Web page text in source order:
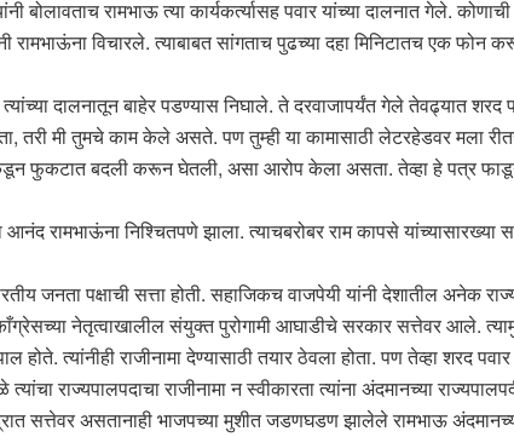
रामभाऊ त्या कार्यकर्त्यासह पवार यांच्या दालनात गेले.
विचारले. त्याबाबत सांगताच पुढच्या दहा मिनिटातच एक फोन
दालनातून बाहेर पडण्यास निघाले. ते दरवाजापर्यंत गेले तेवढ्यात
तरी मी तुमचे काम केले असते. पण तुम्ही या कामासाठी लेटरहेडवर मला
फुकटात बदली करून घेतली, असा आरोप केला असता. तेव्हा हे पत्र
रामभाऊंना निश्चितपणे झाला. त्याचबरोबर राम कापसे
जनता पक्षाची सत्ता होती. सहाजिकच वाजपेयी यांनी देशातील अनेक
नेतृत्वाखालील संयुक्त पुरोगामी आघाडीचे सरकार सत्तेवर आले.
होते. त्यांनीही राजीनामा देण्यासाठी तयार ठेवला होता. पण तेव्हा शरद
राज्यपालपदाचा राजीनामा न स्वीकारता त्यांना अंदमानच्या
सत्तेवर असतानाही भाजपच्या मुशीत जडणघडण झालेले रामभाऊ